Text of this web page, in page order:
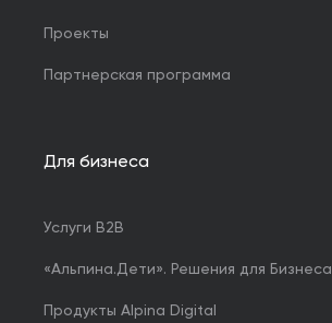
Проекты
Партнерская программа
Для бизнеса
Услуги B2B
«Альпина.Дети». Решения для Бизнеса
Продукты Alpina Digital